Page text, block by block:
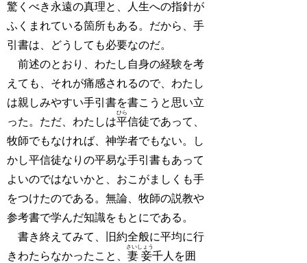
驚くべき永遠の真理と、人生への指針が
ふくまれている箇所もある。だから、手
引書は、どうしても必要なのだ。
前述のとおり、わたし自身の経験を考
えても、それが痛感されるので、わたし
は親しみやすい手引書を書こうと思い立
った。ただ、わたしは平
ひら
信徒であって、
牧師でもなければ、神学者でもない。し
かし平信徒なりの平易な手引書もあって
よいのではないかと、おこがましくも手
をつけたのである。無論、牧師の説教や
参考書で学んだ知識をもとにである。
書き終えてみて、旧約全般に平均に行
きわたらなかったこと、妻妾
さいしょう
千人を囲